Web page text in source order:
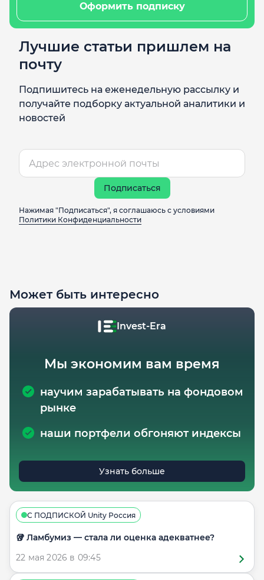
Оформить подписку
Лучшие статьи пришлем на
почту
Подпишитесь на еженедельную рассылку и
получайте подборку актуальной аналитики и
новостей
Подписаться
Нажимая "Подписаться", я соглашаюсь с условиями
Политики Конфиденциальности
Может быть интересно
Invest-Era
Мы экономим вам время
научим зарабатывать на фондовом
рынке
наши портфели обгоняют индексы
Узнать больше
С ПОДПИСКОЙ Unity Россия
🥡 Ламбумиз — стала ли оценка адекватнее?
22 мая 2026 в 09:45